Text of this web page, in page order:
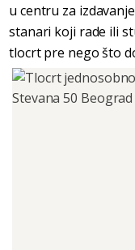
u centru za
stanari koji rade ili
tlocrt pre nego što